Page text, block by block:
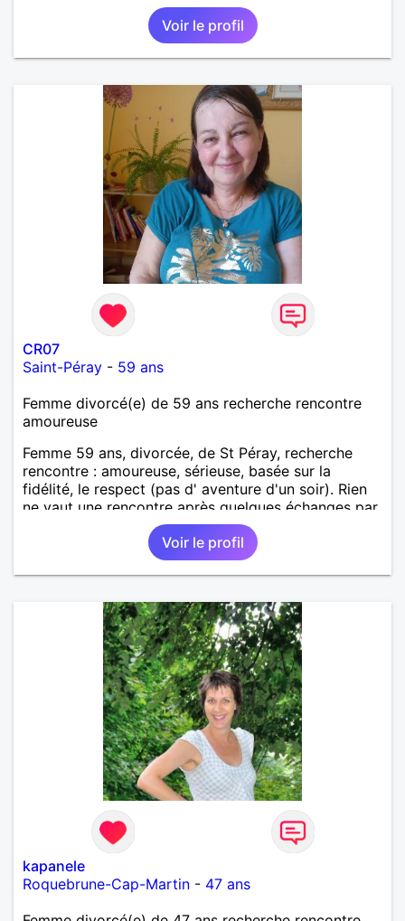
Voir le profil
CR07
Saint-Péray - 59 ans
Femme divorcé(e) de 59 ans recherche rencontre
amoureuse
Femme 59 ans, divorcée, de St Péray, recherche
rencontre : amoureuse, sérieuse, basée sur la
fidélité, le respect (pas d' aventure d'un soir). Rien
ne vaut une rencontre après quelques échanges par
messages pour savoir si il y a un feeling entre les
deux et le désir de se revoir. Au plaisir de se
Voir le profil
kapanele
Roquebrune-Cap-Martin - 47 ans